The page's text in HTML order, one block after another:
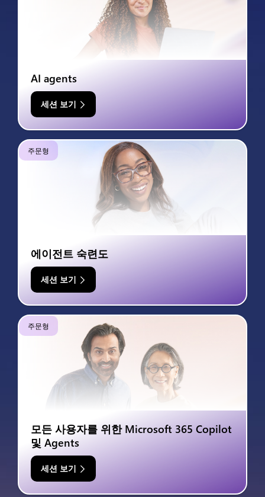
AI agents
세션 보기
주문형
에이전트 숙련도
세션 보기
주문형
모든 사용자를 위한 Microsoft 365 Copilot
및 Agents
세션 보기